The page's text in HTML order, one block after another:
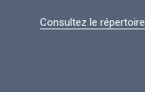
Consultez le répertoire